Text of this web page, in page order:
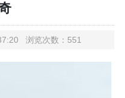
浏览次数：551